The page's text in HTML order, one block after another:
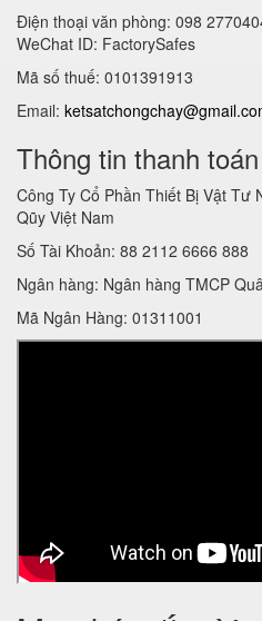
Điện thoại văn phòng: 098
WeChat ID: FactorySafes
Mã số thuế: 0101391913
Email:
Thông tin thanh toán
Công Ty Cổ Phần Thiết Bị Vật Tư
Qũy Việt Nam
Số Tài Khoản: 88 2112 6666 888
Ngân hàng: Ngân hàng TMCP
Mã Ngân Hàng: 01311001